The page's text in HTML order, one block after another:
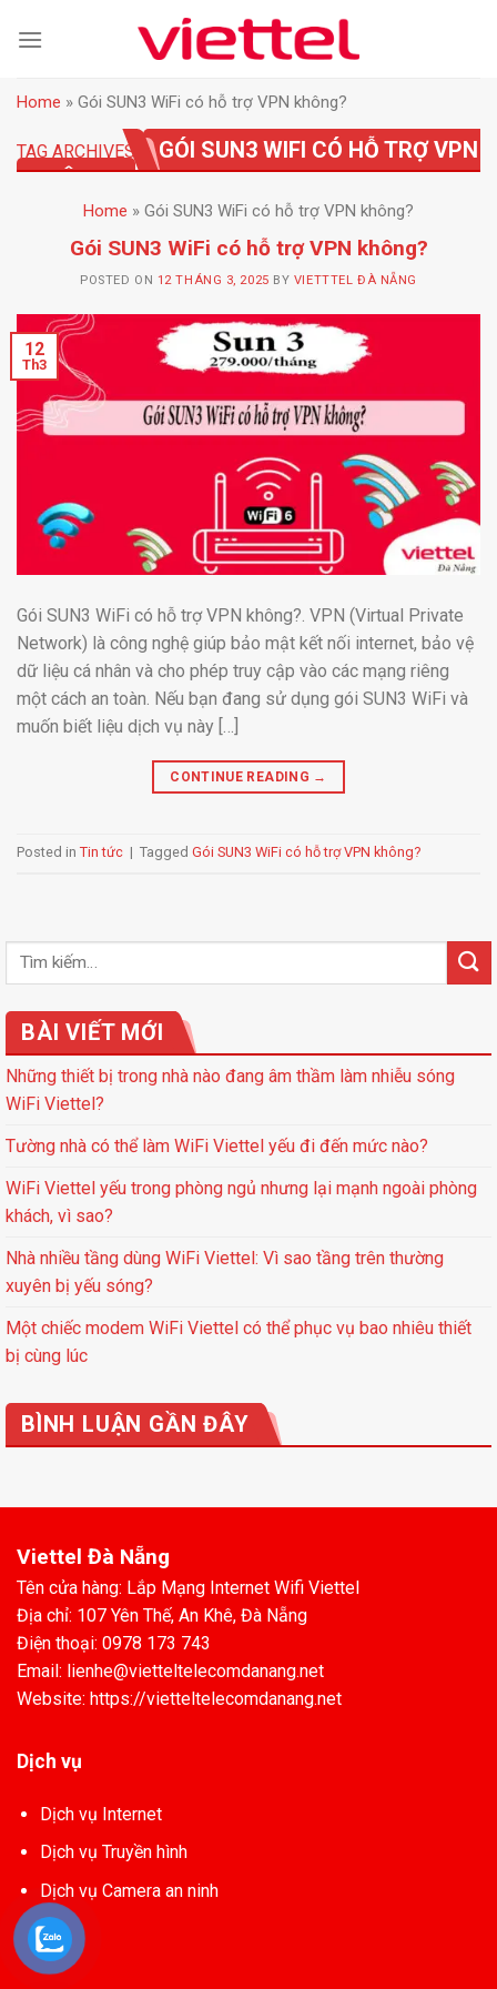
Home » Gói SUN3 WiFi có hỗ trợ VPN không?
TAG ARCHIVES:
GÓI SUN3 WIFI CÓ HỖ TRỢ VPN
KHÔNG?
Home » Gói SUN3 WiFi có hỗ trợ VPN không?
Gói SUN3 WiFi có hỗ trợ VPN không?
POSTED ON 12 THÁNG 3, 2025 BY VIETTTEL ĐÀ NẴNG
12
Th3
Gói SUN3 WiFi có hỗ trợ VPN không?. VPN (Virtual Private
Network) là công nghệ giúp bảo mật kết nối internet, bảo vệ
dữ liệu cá nhân và cho phép truy cập vào các mạng riêng
một cách an toàn. Nếu bạn đang sử dụng gói SUN3 WiFi và
muốn biết liệu dịch vụ này […]
CONTINUE READING →
Posted in Tin tức | Tagged Gói SUN3 WiFi có hỗ trợ VPN không?
BÀI VIẾT MỚI
Những thiết bị trong nhà nào đang âm thầm làm nhiễu sóng
WiFi Viettel?
Tường nhà có thể làm WiFi Viettel yếu đi đến mức nào?
WiFi Viettel yếu trong phòng ngủ nhưng lại mạnh ngoài phòng
khách, vì sao?
Nhà nhiều tầng dùng WiFi Viettel: Vì sao tầng trên thường
xuyên bị yếu sóng?
Một chiếc modem WiFi Viettel có thể phục vụ bao nhiêu thiết
bị cùng lúc
BÌNH LUẬN GẦN ĐÂY
Viettel Đà Nẵng
Tên cửa hàng: Lắp Mạng Internet Wifi Viettel
Địa chỉ: 107 Yên Thế, An Khê, Đà Nẵng
Điện thoại: 0978 173 743
Email: lienhe@vietteltelecomdanang.net
Website: https://vietteltelecomdanang.net
Dịch vụ
Dịch vụ Internet
Dịch vụ Truyền hình
Dịch vụ Camera an ninh